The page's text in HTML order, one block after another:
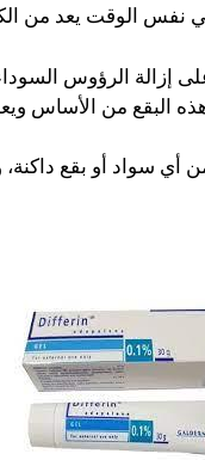
نفس الوقت يعد من
إزالة الرؤوس
البقع من الأساس
أي سواد أو بقع